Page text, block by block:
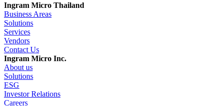
Ingram Micro Thailand
Business Areas
Solutions
Services
Vendors
Contact Us
Ingram Micro Inc.
About us
Solutions
ESG
Investor Relations
Careers